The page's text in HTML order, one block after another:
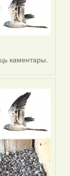
каментары.